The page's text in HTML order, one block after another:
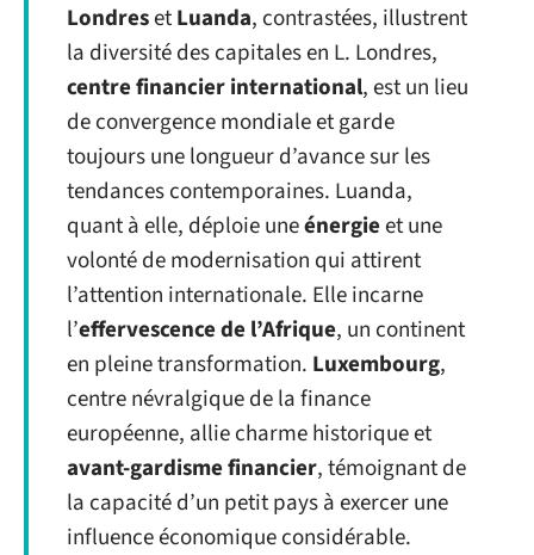
LondresetLuanda, contrastées, illustrent
la diversité des capitales en L. Londres,
centre financier international, est un lieu
de convergence mondiale et garde
toujours une longueur d’avance sur les
tendances contemporaines. Luanda,
quant à elle, déploie uneénergieet une
volonté de modernisation qui attirent
l’attention internationale. Elle incarne
l’effervescence de l’Afrique, un continent
en pleine transformation. Luxembourg,
centre névralgique de la finance
européenne, allie charme historique et
avant-gardisme financier, témoignant de
la capacité d’un petit pays à exercer une
influence économique considérable.